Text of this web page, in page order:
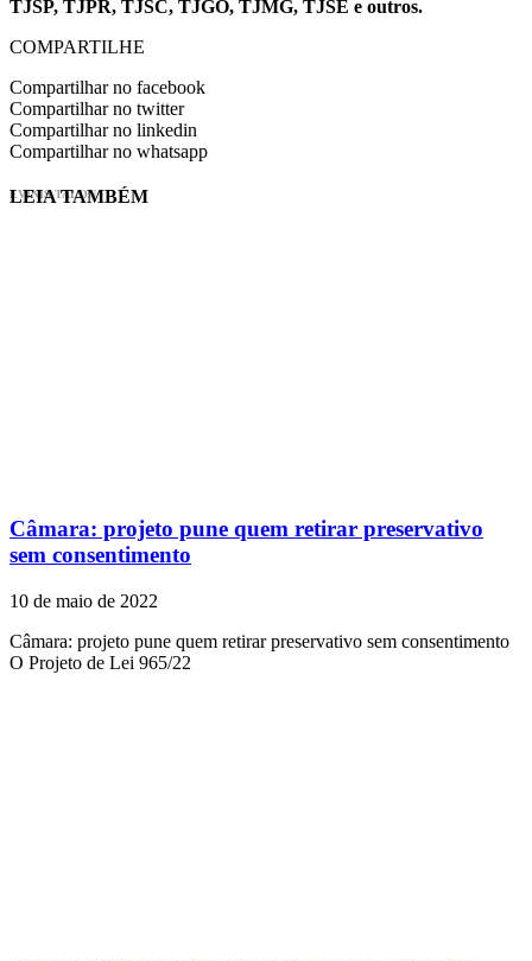
TJSP, TJPR, TJSC, TJGO, TJMG, TJSE e outros.
COMPARTILHE
Compartilhar no facebook
Compartilhar no twitter
Compartilhar no linkedin
Compartilhar no whatsapp
EVINIS TALON
LEIA TAMBÉM
Câmara: projeto pune quem retirar preservativo
sem consentimento
10 de maio de 2022
Câmara: projeto pune quem retirar preservativo sem consentimento
O Projeto de Lei 965/22